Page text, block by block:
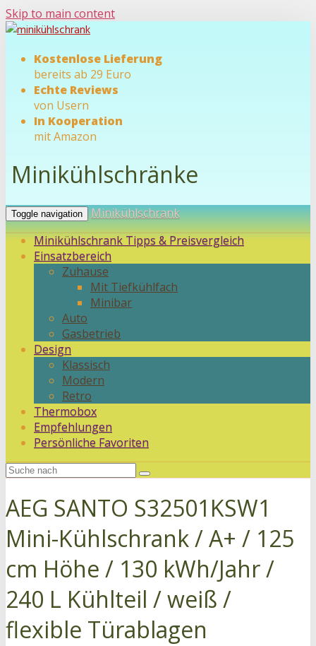
Skip to main content
Kostenlose Lieferung
bereits ab 29 Euro
Echte Reviews
von Usern
In Kooperation
mit Amazon
Minikühlschränke
Toggle navigation
Minikühlschrank
Minikühlschrank Tipps & Preisvergleich
Einsatzbereich
Zuhause
Mit Tiefkühlfach
Minibar
Auto
Gasbetrieb
Design
Klassisch
Modern
Retro
Thermobox
Empfehlungen
Persönliche Favoriten
AEG SANTO S32501KSW1
Mini-Kühlschrank / A+ / 125
cm Höhe / 130 kWh/Jahr /
240 L Kühlteil / weiß /
flexible Türablagen